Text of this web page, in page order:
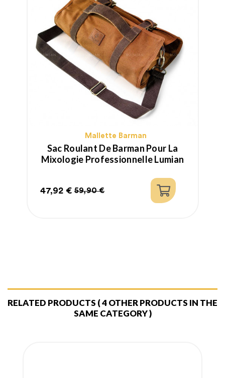
Mallette Barman
Sac Roulant De Barman Pour La
Mixologie Professionnelle Lumian
Prix
47,92 €
Prix
59,90 €
RELATED PRODUCTS ( 4 OTHER PRODUCTS IN THE
SAME CATEGORY )